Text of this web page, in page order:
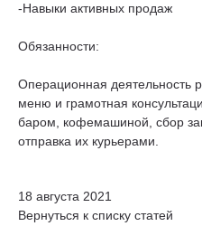
-Навыки активных продаж
Обязанности:
Операционная деятельность
меню и грамотная
баром, кофемашиной, сбор
отправка их курьерами.
18 августа 2021
Вернуться к списку статей